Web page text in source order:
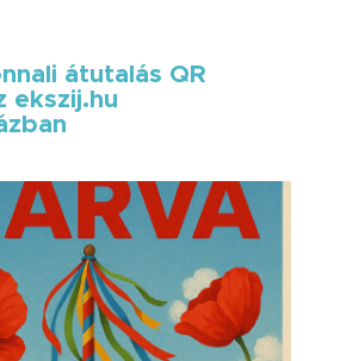
átutalás QR
ekszij.hu